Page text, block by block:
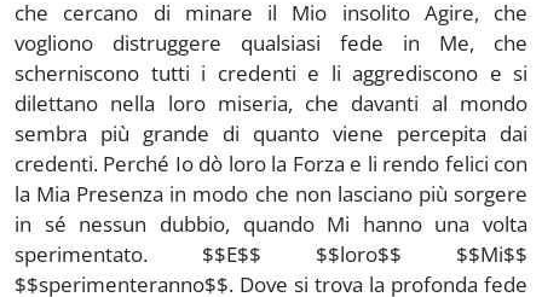
che cercano di minare il Mio insolito Agire, che
vogliono distruggere qualsiasi fede in Me, che
scherniscono tutti i credenti e li aggrediscono e si
dilettano nella loro miseria, che davanti al mondo
sembra più grande di quanto viene percepita dai
credenti. Perché Io dò loro la Forza e li rendo felici con
la Mia Presenza in modo che non lasciano più sorgere
in sé nessun dubbio, quando Mi hanno una volta
sperimentato. $$E$$ $$loro$$ $$Mi$$
$$sperimenteranno$$. Dove si trova la profonda fede